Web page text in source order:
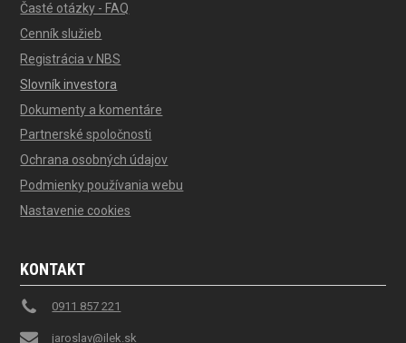
Časté otázky - FAQ
Cenník služieb
Registrácia v NBS
Slovník investora
Dokumenty a komentáre
Partnerské spoločnosti
Ochrana osobných údajov
Podmienky používania webu
Nastavenie cookies
KONTAKT
0911 857 221
jaroslav@ilek.sk